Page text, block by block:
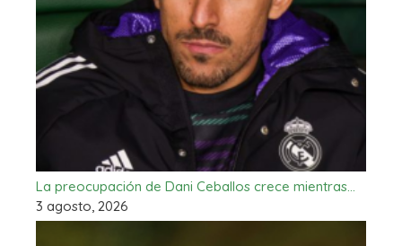
La preocupación de Dani Ceballos crece mientras…
3 agosto, 2026